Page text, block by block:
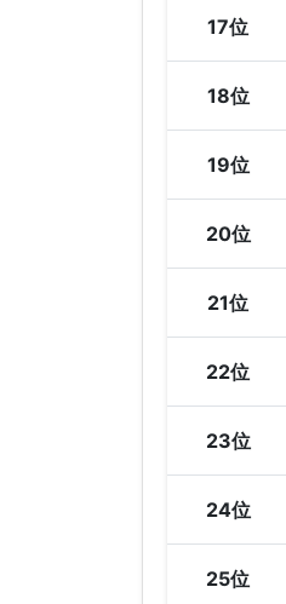
17位
18位
19位
20位
21位
22位
23位
24位
25位